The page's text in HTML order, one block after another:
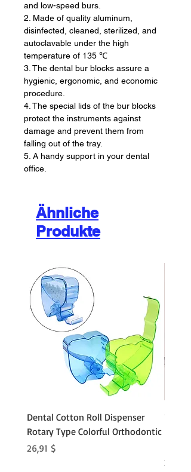
and low-speed burs.
2. Made of quality aluminum,
disinfected, cleaned, sterilized, and
autoclavable under the high
temperature of 135 ℃
3. The dental bur blocks assure a
hygienic, ergonomic, and economic
procedure.
4. The special lids of the bur blocks
protect the instruments against
damage and prevent them from
falling out of the tray.
5. A handy support in your dental
office.
Ähnliche
Produkte
Dental Cotton Roll Dispenser
Rotary Type Colorful Orthodontic
Preis
26,91 $
Preis
21,86 $